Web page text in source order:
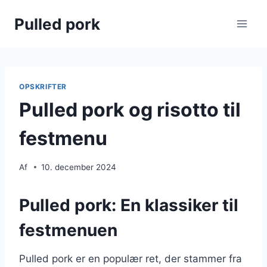
Pulled pork
OPSKRIFTER
Pulled pork og risotto til
festmenu
Af 10. december 2024
Pulled pork: En klassiker til
festmenuen
Pulled pork er en populær ret, der stammer fra